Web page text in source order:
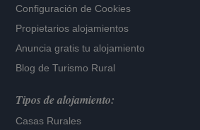
Configuración de Cookies
Propietarios alojamientos
Anuncia gratis tu alojamiento
Blog de Turismo Rural
Tipos de alojamiento:
Casas Rurales